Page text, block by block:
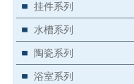
挂件系列
水槽系列
陶瓷系列
浴室系列